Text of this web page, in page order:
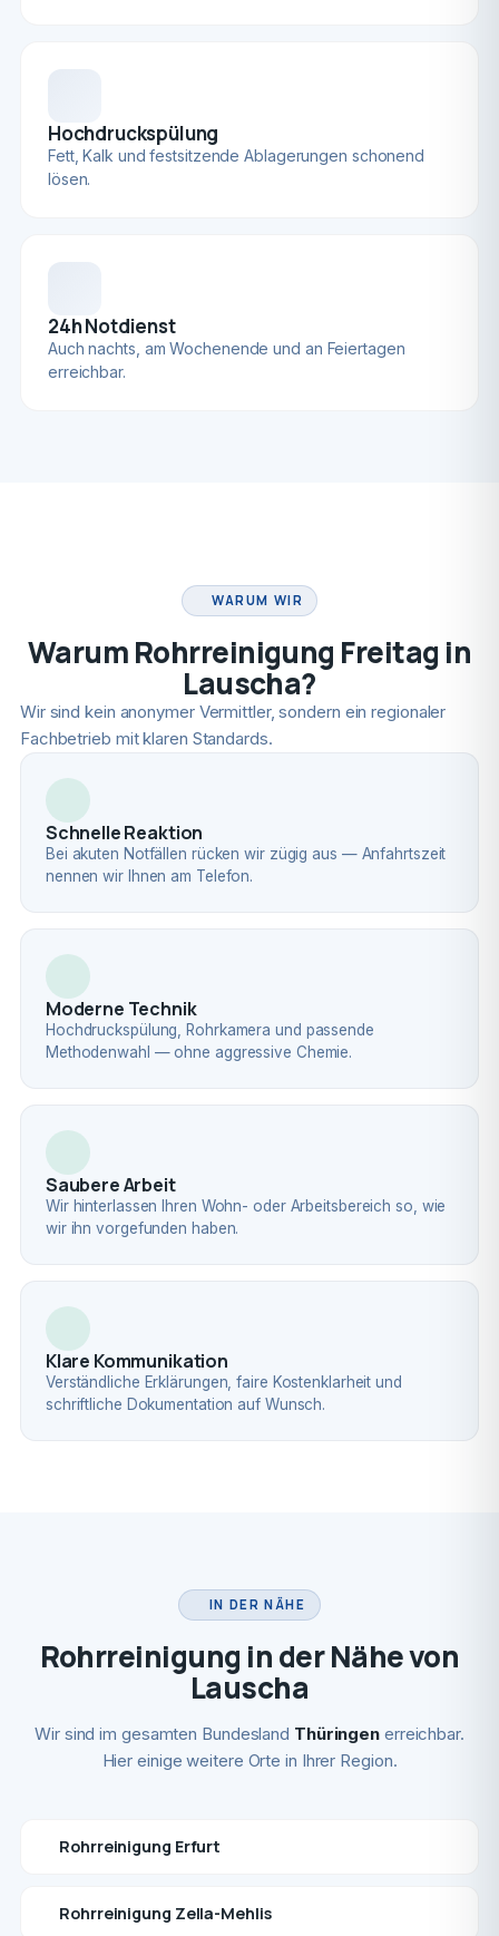
Hochdruckspülung
Fett, Kalk und festsitzende Ablagerungen schonend
lösen.
24h Notdienst
Auch nachts, am Wochenende und an Feiertagen
erreichbar.
WARUM WIR
Warum Rohrreinigung Freitag in
Lauscha?
Wir sind kein anonymer Vermittler, sondern ein regionaler
Fachbetrieb mit klaren Standards.
Schnelle Reaktion
Bei akuten Notfällen rücken wir zügig aus — Anfahrtszeit
nennen wir Ihnen am Telefon.
Moderne Technik
Hochdruckspülung, Rohrkamera und passende
Methodenwahl — ohne aggressive Chemie.
Saubere Arbeit
Wir hinterlassen Ihren Wohn- oder Arbeitsbereich so, wie
wir ihn vorgefunden haben.
Klare Kommunikation
Verständliche Erklärungen, faire Kostenklarheit und
schriftliche Dokumentation auf Wunsch.
IN DER NÄHE
Rohrreinigung in der Nähe von
Lauscha
Wir sind im gesamten Bundesland Thüringen erreichbar.
Hier einige weitere Orte in Ihrer Region.
Rohrreinigung Erfurt
Rohrreinigung Zella-Mehlis